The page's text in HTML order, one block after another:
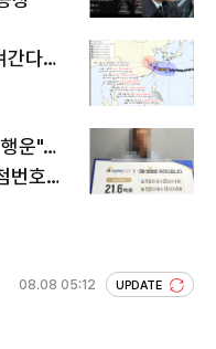
간다…
운"…
번호조
08.08 05:12 UPDATE